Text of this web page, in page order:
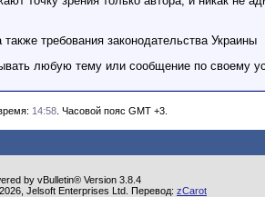
требования законодательства Украины
любую тему или сообщение по своему
14:58 . Часовой пояс GMT +3.
by vBulletin® Version 3.8.4
Jelsoft Enterprises Ltd. Перевод: zCarot